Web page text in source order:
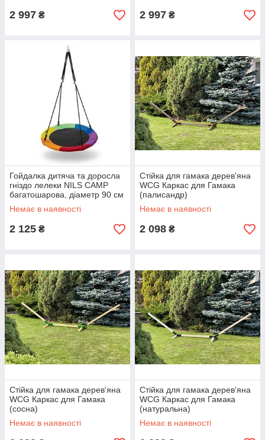
2 997 ₴ 2 997 ₴
Гойдалка дитяча та доросла
гніздо лелеки NILS CAMP
багатошарова, діаметр 90 см
Немає в наявності
2 125 ₴
Стійка для гамака дерев'яна
WCG Каркас для Гамака
(палисандр)
Немає в наявності
2 098 ₴
Стійка для гамака дерев'яна
WCG Каркас для Гамака
(сосна)
Немає в наявності
Стійка для гамака дерев'яна
WCG Каркас для Гамака
(натуральна)
Немає в наявності